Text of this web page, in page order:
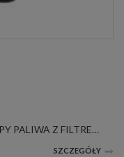
nowe, NOWYMARKOWY WKŁAD POMPY PALIWA Z FILTREM/w oryginalnym opakowaniu od producenta posiadającego certyfikat jakości ISO 9001/ ZASTOSOWANIE POLONEZ Z 1 PUNKTOWYMWTRYSKIEM BOSCH CITROEN:NR. ORYGINAŁU:1450-91; 1455-08; 34 023 301; 96 007 671 CITROEN ...
SZCZEGÓŁY